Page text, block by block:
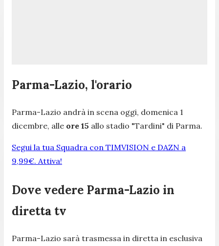
Parma-Lazio, l'orario
Parma-Lazio andrà in scena oggi, domenica 1
dicembre, alle ore 15 allo stadio "Tardini" di Parma.
Segui la tua Squadra con TIMVISION e DAZN a
9,99€. Attiva!
Dove vedere Parma-Lazio in
diretta tv
Parma-Lazio sarà trasmessa in diretta in esclusiva